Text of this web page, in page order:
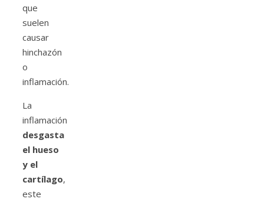
que
suelen
causar
hinchazón
o
inflamación.
La
inflamación
desgasta
el hueso
y el
cartílago,
este